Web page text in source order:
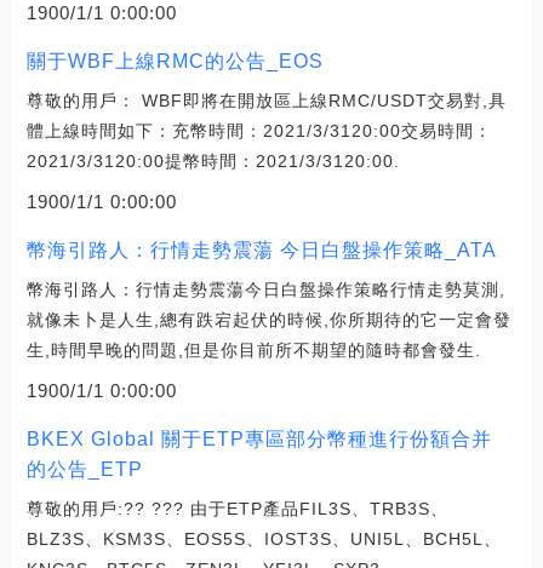
1900/1/1 0:00:00
關于WBF上線RMC的公告_EOS
尊敬的用戶： WBF即將在開放區上線RMC/USDT交易對,具
體上線時間如下：充幣時間：2021/3/3120:00交易時間：
2021/3/3120:00提幣時間：2021/3/3120:00.
1900/1/1 0:00:00
幣海引路人：行情走勢震蕩 今日白盤操作策略_ATA
幣海引路人：行情走勢震蕩今日白盤操作策略行情走勢莫測,
就像未卜是人生,總有跌宕起伏的時候,你所期待的它一定會發
生,時間早晚的問題,但是你目前所不期望的隨時都會發生.
1900/1/1 0:00:00
BKEX Global 關于ETP專區部分幣種進行份額合并
的公告_ETP
尊敬的用戶:?? ??? 由于ETP產品FIL3S、TRB3S、
BLZ3S、KSM3S、EOS5S、IOST3S、UNI5L、BCH5L、